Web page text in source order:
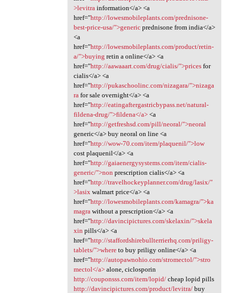
>levitra information</a> <a
href="http://lowesmobileplants.com/prednisone-
best-price-usa/">genericprednisone from india</a>
<a
href="http://lowesmobileplants.com/product/retin-
a/">buying retin a online</a> <a
href="http://aawaaart.com/drug/cialis/">pricesfor
cialis</a> <a
href="http://pukaschoolinc.com/nizagara/">nizaga
ra for sale overnight</a> <a
href="http://eatingaftergastricbypass.net/natural-
fildena-drug/">fildena</a><a
href="http://getfreshsd.com/pill/neoral/">neoral
generic</a> buy neoral on line <a
href="http://wow-70.com/item/plaquenil/">low
cost plaquenil</a> <a
href="http://gaiaenergysystems.com/item/cialis-
generic/">non prescription cialis</a> <a
href="http://travelhockeyplanner.com/drug/lasix/"
>lasix walmart price</a> <a
href="http://lowesmobileplants.com/kamagra/">ka
magra without a prescription</a> <a
href="http://davincipictures.com/skelaxin/">skela
xin pills</a> <a
href="http://staffordshirebullterrierhq.com/priligy-
tablets/">whereto buy priligy online</a> <a
href="http://autopawnohio.com/stromectol/">stro
mectol</a>alone, ciclosporin
http://couponsss.com/item/lopid/cheap lopid pills
http://davincipictures.com/product/levitra/buy